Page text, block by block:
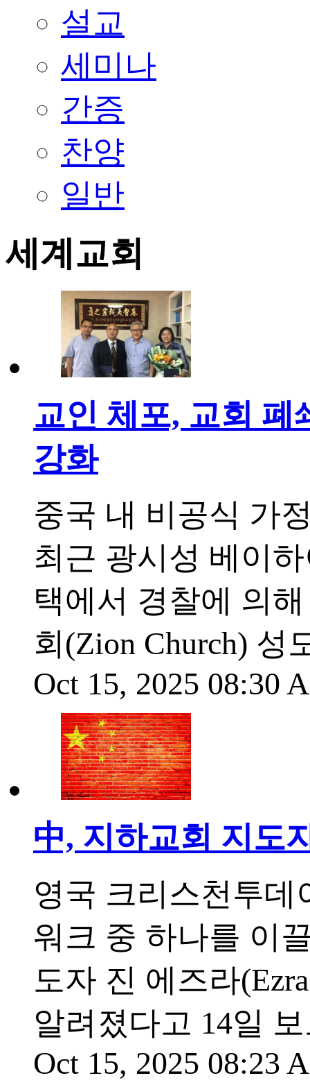
설교
세미나
간증
찬양
일반
세계교회
교인 체포, 교회 폐
강화
중국 내 비공식 가
최근 광시성 베이
택에서 경찰에 의
회(Zion Church)
Oct 15, 2025 08:30
中, 지하교회 지도
영국 크리스천투데
워크 중 하나를 이
도자 진 에즈라
알려졌다고 14일
Oct 15, 2025 08:23